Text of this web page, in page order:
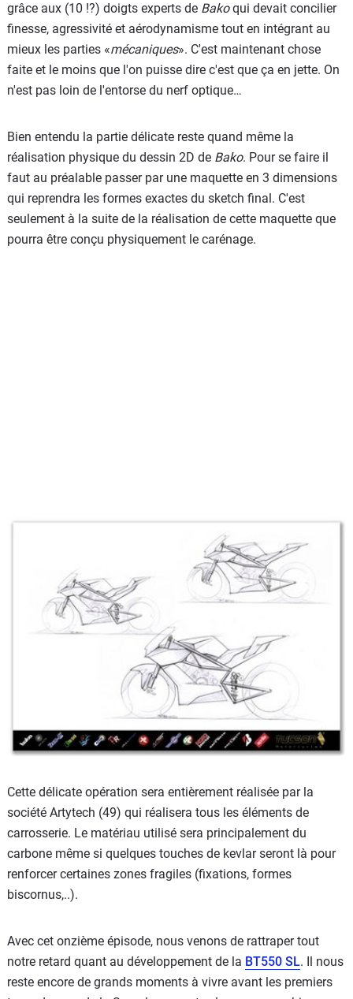
grâce aux (10 !?) doigts experts de Bakoqui devait concilier
finesse, agressivité et aérodynamisme tout en intégrant au
mieux les parties «mécaniques». C'est maintenant chose
faite et le moins que l'on puisse dire c'est que ça en jette. On
n'est pas loin de l'entorse du nerf optique…
Bien entendu la partie délicate reste quand même la
réalisation physique du dessin 2D de Bako. Pour se faire il
faut au préalable passer par une maquette en 3 dimensions
qui reprendra les formes exactes du sketch final. C'est
seulement à la suite de la réalisation de cette maquette que
pourra être conçu physiquement le carénage.
Cette délicate opération sera entièrement réalisée par la
société Artytech (49) qui réalisera tous les éléments de
carrosserie. Le matériau utilisé sera principalement du
carbone même si quelques touches de kevlar seront là pour
renforcer certaines zones fragiles (fixations, formes
biscornus,..).
Avec cet onzième épisode, nous venons de rattraper tout
notre retard quant au développement de la BT550 SL. Il nous
reste encore de grands moments à vivre avant les premiers